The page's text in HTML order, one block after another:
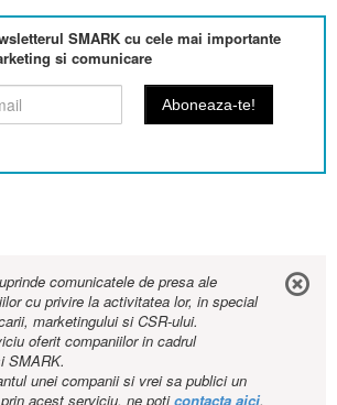
SMARK cu cele mai importante
si comunicare
comunicatele de presa ale
cu privire la activitatea lor, in special
marketingului si CSR-ului.
oferit companiilor in cadrul
SMARK.
unei companii si vrei sa publici un
acest serviciu, ne poticontacta aici.